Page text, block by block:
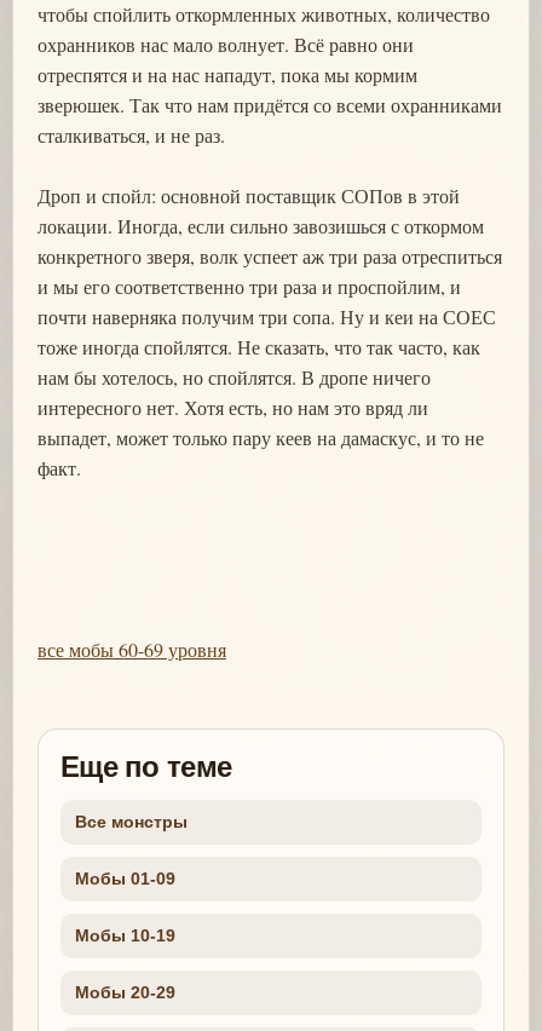
чтобы спойлить откормленных животных, количество
охранников нас мало волнует. Всё равно они
отреспятся и на нас нападут, пока мы кормим
зверюшек. Так что нам придётся со всеми охранниками
сталкиваться, и не раз.
Дроп и спойл: основной поставщик СОПов в этой
локации. Иногда, если сильно завозишься с откормом
конкретного зверя, волк успеет аж три раза отреспиться
и мы его соответственно три раза и проспойлим, и
почти наверняка получим три сопа. Ну и кеи на СОЕС
тоже иногда спойлятся. Не сказать, что так часто, как
нам бы хотелось, но спойлятся. В дропе ничего
интересного нет. Хотя есть, но нам это вряд ли
выпадет, может только пару кеев на дамаскус, и то не
факт.
все мобы 60-69 уровня
Еще по теме
Все монстры
Мобы 01-09
Мобы 10-19
Мобы 20-29